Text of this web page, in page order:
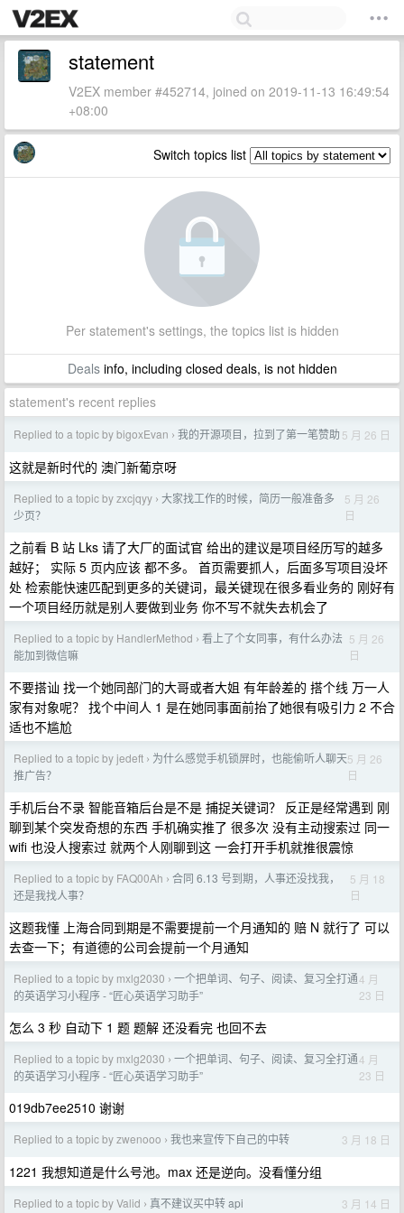
statement
V2EX member #452714, joined on 2019-11-13 16:49:54
+08:00
Switch topics list
Per statement's settings, the topics list is hidden
Dealsinfo, including closed deals, is not hidden
statement's recent replies
Replied to a topic by bigoxEvan › 我的开源项目，拉到了第一笔赞助 5 月 26 日
这就是新时代的 澳门新葡京呀
Replied to a topic by zxcjqyy › 大家找工作的时候，简历一般准备多
少页？
5 月 26
日
之前看 B 站 Lks 请了大厂的面试官 给出的建议是项目经历写的越多
越好； 实际 5 页内应该 都不多。 首页需要抓人，后面多写项目没坏
处 检索能快速匹配到更多的关键词，最关键现在很多看业务的 刚好有
一个项目经历就是别人要做到业务 你不写不就失去机会了
Replied to a topic by HandlerMethod › 看上了个女同事，有什么办法
能加到微信嘛
5 月 26
日
不要搭讪 找一个她同部门的大哥或者大姐 有年龄差的 搭个线 万一人
家有对象呢？ 找个中间人 1 是在她同事面前抬了她很有吸引力 2 不合
适也不尴尬
Replied to a topic by jedeft › 为什么感觉手机锁屏时，也能偷听人聊天
推广告？
5 月 26
日
手机后台不录 智能音箱后台是不是 捕捉关键词？ 反正是经常遇到 刚
聊到某个突发奇想的东西 手机确实推了 很多次 没有主动搜索过 同一
wifi 也没人搜索过 就两个人刚聊到这 一会打开手机就推很震惊
Replied to a topic by FAQ00Ah › 合同 6.13 号到期，人事还没找我，
还是我找人事？
5 月 18
日
这题我懂 上海合同到期是不需要提前一个月通知的 赔 N 就行了 可以
去查一下；有道德的公司会提前一个月通知
Replied to a topic by mxlg2030 › 一个把单词、句子、阅读、复习全打通
的英语学习小程序 - “匠心英语学习助手”
4 月
23 日
怎么 3 秒 自动下 1 题 题解 还没看完 也回不去
Replied to a topic by mxlg2030 › 一个把单词、句子、阅读、复习全打通
的英语学习小程序 - “匠心英语学习助手”
4 月
23 日
019db7ee2510 谢谢
Replied to a topic by zwenooo › 我也来宣传下自己的中转 3 月 18 日
1221 我想知道是什么号池。max 还是逆向。没看懂分组
Replied to a topic by Valid › 真不建议买中转 api 3 月 14 日